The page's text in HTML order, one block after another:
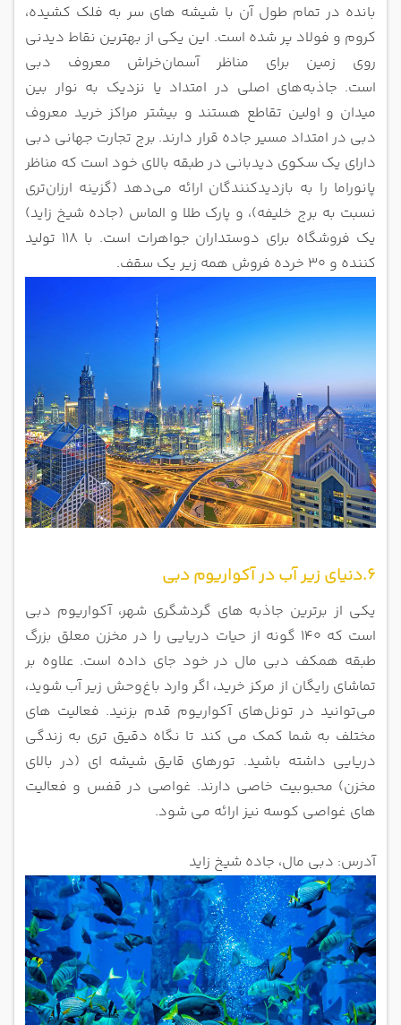
بانده در تمام طول آن با شیشه های سر به فلک کشیده،
کروم و فولاد پر شده است. این یکی از بهترین نقاط دیدنی
روی زمین برای مناظر آسمان‌خراش معروف دبی
است. جاذبه‌های اصلی در امتداد یا نزدیک به نوار بین
میدان و اولین تقاطع هستند و بیشتر مراکز خرید معروف
دبی در امتداد مسیر جاده قرار دارند. برج تجارت جهانی دبی
دارای یک سکوی دیدبانی در طبقه بالای خود است که مناظر
پانوراما را به بازدیدکنندگان ارائه می‌دهد (گزینه ارزان‌تری
نسبت به برج خلیفه)، و پارک طلا و الماس (جاده شیخ زاید)
یک فروشگاه برای دوستداران جواهرات است. با 118 تولید
کننده و 30 خرده فروش همه زیر یک سقف.
6.دنیای زیر آب در آکواریوم دبی
یکی از برترین جاذبه های گردشگری شهر، آکواریوم دبی
است که 140 گونه از حیات دریایی را در مخزن معلق بزرگ
طبقه همکف دبی مال در خود جای داده است. علاوه بر
تماشای رایگان از مرکز خرید، اگر وارد باغ‌وحش زیر آب شوید،
می‌توانید در تونل‌های آکواریوم قدم بزنید. فعالیت های
مختلف به شما کمک می کند تا نگاه دقیق تری به زندگی
دریایی داشته باشید. تورهای قایق شیشه ای (در بالای
مخزن) محبوبیت خاصی دارند. غواصی در قفس و فعالیت
های غواصی کوسه نیز ارائه می شود.
آدرس: دبی مال، جاده شیخ زاید